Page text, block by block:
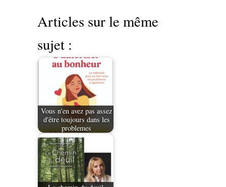
Articles sur le même
sujet :
Vous n'en avez pas assez
d'être toujours dans les
problemes